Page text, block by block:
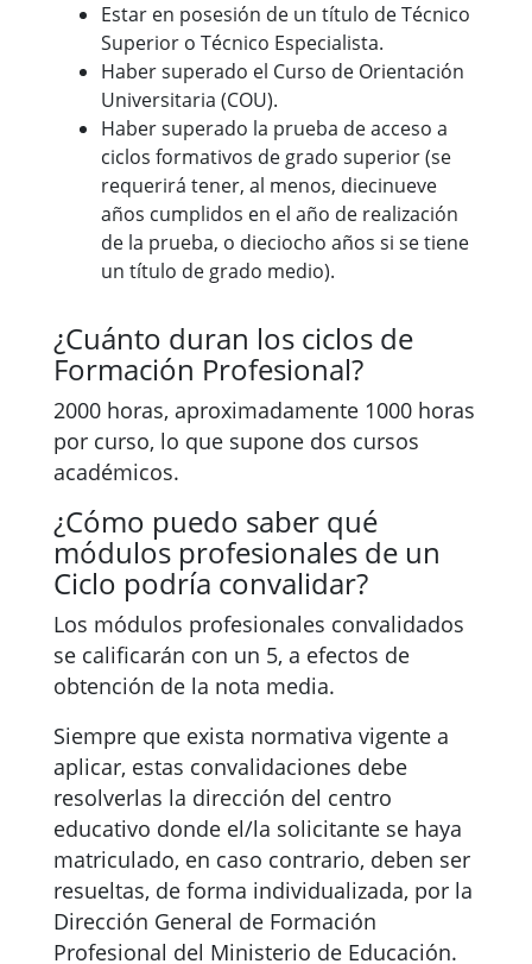
Estar en posesión de un título de Técnico
Superior o Técnico Especialista.
Haber superado el Curso de Orientación
Universitaria (COU).
Haber superado la prueba de acceso a
ciclos formativos de grado superior (se
requerirá tener, al menos, diecinueve
años cumplidos en el año de realización
de la prueba, o dieciocho años si se tiene
un título de grado medio).
¿Cuánto duran los ciclos de
Formación Profesional?
2000 horas, aproximadamente 1000 horas
por curso, lo que supone dos cursos
académicos.
¿Cómo puedo saber qué
módulos profesionales de un
Ciclo podría convalidar?
Los módulos profesionales convalidados
se calificarán con un 5, a efectos de
obtención de la nota media.
Siempre que exista normativa vigente a
aplicar, estas convalidaciones debe
resolverlas la dirección del centro
educativo donde el/la solicitante se haya
matriculado, en caso contrario, deben ser
resueltas, de forma individualizada, por la
Dirección General de Formación
Profesional del Ministerio de Educación.